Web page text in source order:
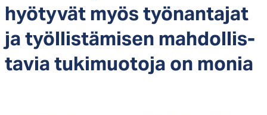
hyö­ty­vät myös työ­nan­ta­jat
ja työl­lis­tä­mi­sen mah­dol­lis­
ta­via tu­ki­muo­to­ja on mo­nia